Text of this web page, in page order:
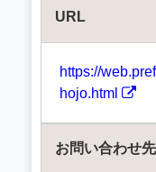
URL
https://
hojo.html
お問い合わせ先